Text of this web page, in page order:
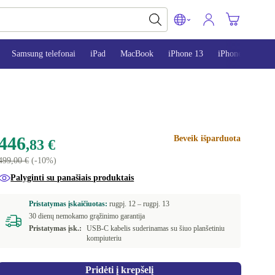
Samsung telefonai iPad MacBook iPhone 13 iPhone 14
,83 €
€(-10%)
Beveik išparduota
Palyginti su panašiais produktais
Pristatymas įskaičiuotas:rugpj. 12 –rugpj. 13
30 dienų nemokamo grąžinimo garantija
Pristatymas įsk.:
USB-C kabelis suderinamas su šiuo planšetiniu
kompiuteriu
Pridėti į krepšelį